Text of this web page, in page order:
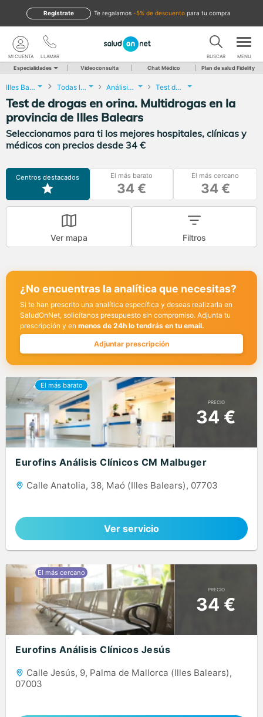
te regalamos -5% de descuento para tu compra
Regístrate
LLAMAR
MI CUENTA BUSCAR MENU
Especialidades Videoconsulta Chat Médico Plan de salud Fidelity
Illes Balears Todas las localidades Análisis Clínicos Test de drogas en orina. Multidrogas
Test de drogas en orina. Multidrogas en la
provincia de Illes Balears
Seleccionamos para ti los mejores hospitales, clínicas y
médicos con precios desde 34 €
Centros destacados El más barato
34 €
El más cercano
34 €
Ver mapa Filtros
¿No encuentras la analítica que necesitas?
Si te han prescrito una analítica específica y deseas realizarla en
SaludOnNet, solicítanos presupuesto sin compromiso. Adjunta tu
prescripción y en menos de 24h lo tendrás en tu email.
Adjuntar prescripción
PRECIO
34 €
Eurofins Análisis Clínicos CM Malbuger
Calle Anatolia, 38, Maó (Illes Balears), 07703
Ver servicio
PRECIO
34 €
Eurofins Análisis Clínicos Jesús
Calle Jesús, 9, Palma de Mallorca (Illes Balears),
07003